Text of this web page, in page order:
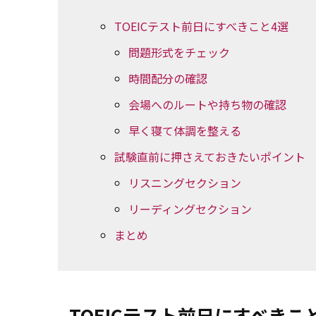
TOEICテスト前日にすべきこと4選
問題形式をチェック
時間配分の確認
会場へのルートや持ち物の確認
早く寝て体調を整える
試験直前に押さえておきたいポイント
リスニングセクション
リーディングセクション
まとめ